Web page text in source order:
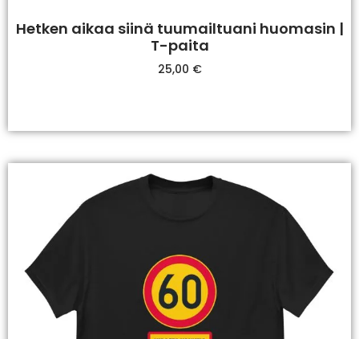
Hetken aikaa siinä tuumailtuani huomasin |
T-paita
25,00 €